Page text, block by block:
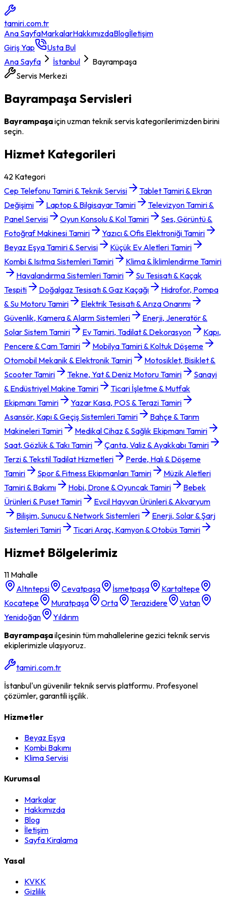
tamiri.com.tr
Ana SayfaMarkalarHakkımızdaBlogİletişim
Giriş Yap
Usta Bul
Ana Sayfa
İstanbul
Bayrampaşa
Servis Merkezi
Bayrampaşa Servisleri
Bayrampaşaiçin uzman teknik servis kategorilerimizden birini
seçin.
Hizmet Kategorileri
42 Kategori
Cep Telefonu Tamiri & Teknik Servisi
Tablet Tamiri & Ekran
Değişimi
Laptop & Bilgisayar Tamiri
Televizyon Tamiri &
Panel Servisi
Oyun Konsolu & Kol Tamiri
Ses, Görüntü &
Fotoğraf Makinesi Tamiri
Yazıcı & Ofis Elektroniği Tamiri
Beyaz Eşya Tamiri & Servisi
Küçük Ev Aletleri Tamiri
Kombi & Isıtma Sistemleri Tamiri
Klima & İklimlendirme Tamiri
Havalandırma Sistemleri Tamiri
Su Tesisatı & Kaçak
Tespiti
Doğalgaz Tesisatı & Gaz Kaçağı
Hidrofor, Pompa
& Su Motoru Tamiri
Elektrik Tesisatı & Arıza Onarımı
Güvenlik, Kamera & Alarm Sistemleri
Enerji, Jeneratör &
Solar Sistem Tamiri
Ev Tamiri, Tadilat & Dekorasyon
Kapı,
Pencere & Cam Tamiri
Mobilya Tamiri & Koltuk Döşeme
Otomobil Mekanik & Elektronik Tamiri
Motosiklet, Bisiklet &
Scooter Tamiri
Tekne, Yat & Deniz Motoru Tamiri
Sanayi
& Endüstriyel Makine Tamiri
Ticari İşletme & Mutfak
Ekipmanı Tamiri
Yazar Kasa, POS & Terazi Tamiri
Asansör, Kapı & Geçiş Sistemleri Tamiri
Bahçe & Tarım
Makineleri Tamiri
Medikal Cihaz & Sağlık Ekipmanı Tamiri
Saat, Gözlük & Takı Tamiri
Çanta, Valiz & Ayakkabı Tamiri
Terzi & Tekstil Tadilat Hizmetleri
Perde, Halı & Döşeme
Tamiri
Spor & Fitness Ekipmanları Tamiri
Müzik Aletleri
Tamiri & Bakımı
Hobi, Drone & Oyuncak Tamiri
Bebek
Ürünleri & Puset Tamiri
Evcil Hayvan Ürünleri & Akvaryum
Bilişim, Sunucu & Network Sistemleri
Enerji, Solar & Şarj
Sistemleri Tamiri
Ticari Araç, Kamyon & Otobüs Tamiri
Hizmet Bölgelerimiz
11 Mahalle
Altıntepsi
Cevatpaşa İsmetpaşa
Kartaltepe
Kocatepe
Muratpaşa Orta Terazidere
Vatan
Yenidoğan
Yıldırım
Bayrampaşailçesinin tüm mahallelerine gezici teknik servis
ekiplerimizle ulaşıyoruz.
tamiri.com.tr
İstanbul'un güvenilir teknik servis platformu. Profesyonel
çözümler, garantili işçilik.
Hizmetler
Beyaz Eşya
Kombi Bakımı
Klima Servisi
Kurumsal
Markalar
Hakkımızda
Blog
İletişim
Sayfa Kiralama
Yasal
KVKK
Gizlilik